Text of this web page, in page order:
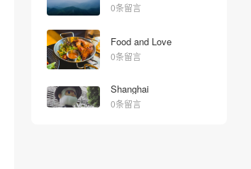
0条留言
Food and Love
0条留言
Shanghai
0条留言